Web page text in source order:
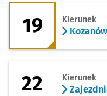
19 - kierunek
19 Kierunek
22 - kierunek
22 Kierunek